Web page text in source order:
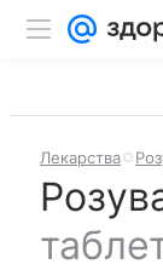
Лекарства